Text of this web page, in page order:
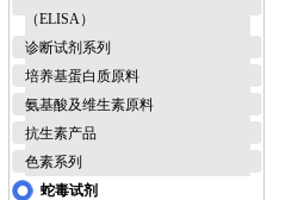
（ELISA）
诊断试剂系列
培养基蛋白质原料
氨基酸及维生素原料
抗生素产品
色素系列
蛇毒试剂